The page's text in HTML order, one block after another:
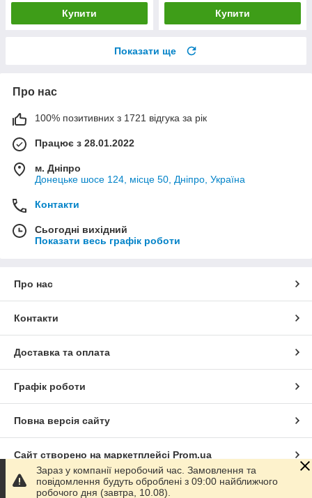
Купити Купити
Показати ще
Про нас
100% позитивних з 1721 відгука за рік
Працює з 28.01.2022
м. Дніпро
Донецьке шосе 124, місце 50, Дніпро, Україна
Контакти
Сьогодні вихідний
Показати весь графік роботи
Про нас
Контакти
Доставка та оплата
Графік роботи
Повна версія сайту
Сайт створено на маркетплейсі Prom.ua
Політика конфіденційності
Зараз у компанії неробочий час. Замовлення та
повідомлення будуть оброблені з 09:00 найближчого
робочого дня (завтра, 10.08).